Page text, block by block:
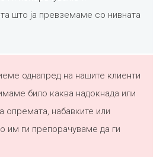
што ја превземаме со нивната
однапред на нашите клиенти
било каква надокнада или
опремата, набавките или
им ги препорачуваме да ги